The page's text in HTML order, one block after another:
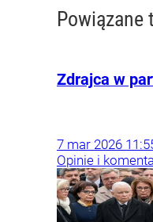
Powiązane
Zdrajca w
7 mar 2026
Opinie i